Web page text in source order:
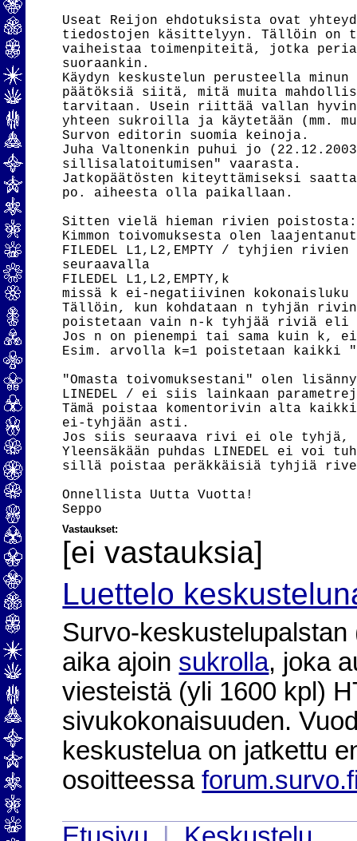
Useat Reijon ehdotuksista ovat
tiedostojen käsittelyyn. Tällöin
vaiheistaa toimenpiteitä, jotka
suoraankin.
Käydyn keskustelun perusteella
päätöksiä siitä, mitä muita
tarvitaan. Usein riittää vallan
yhteen sukroilla ja käytetään (mm.
Survon editorin suomia keinoja.
Juha Valtonenkin puhui jo
sillisalatoitumisen" vaarasta.
Jatkopäätösten kiteyttämiseksi
po. aiheesta olla paikallaan.
Sitten vielä hieman rivien poistosta:
Kimmon toivomuksesta olen
FILEDEL L1,L2,EMPTY / tyhjien
seuraavalla
FILEDEL L1,L2,EMPTY,k
missä k ei-negatiivinen
Tällöin, kun kohdataan n tyhjän
poistetaan vain n-k tyhjää riviä
Jos n on pienempi tai sama kuin k,
Esim. arvolla k=1 poistetaan kaikki
"Omasta toivomuksestani" olen
LINEDEL / ei siis lainkaan
Tämä poistaa komentorivin alta
ei-tyhjään asti.
Jos siis seuraava rivi ei ole tyhjä,
Yleensäkään puhdas LINEDEL ei voi
sillä poistaa peräkkäisiä tyhjiä rivejä
Onnellista Uutta Vuotta!
Vastaukset:
[ei vastauksia]
Luettelo
Survo-
aika ajoin sukrolla, joka
viesteistä (yli 1600 kpl)
sivukokonaisuuden.
keskustelua on jatkettu
osoitteessa